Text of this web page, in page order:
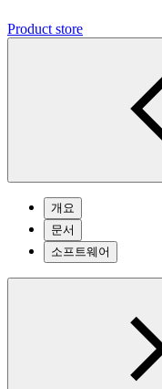
Product store
개요
문서
소프트웨어